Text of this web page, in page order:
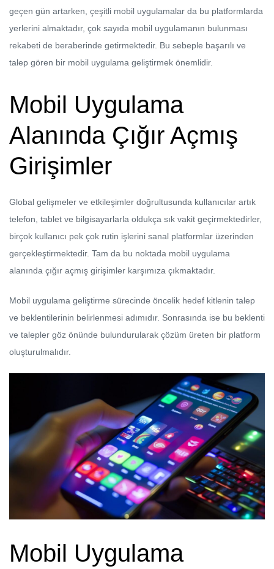
geçen gün artarken, çeşitli mobil uygulamalar da bu platformlarda
yerlerini almaktadır, çok sayıda mobil uygulamanın bulunması
rekabeti de beraberinde getirmektedir. Bu sebeple başarılı ve
talep gören bir mobil uygulama geliştirmek önemlidir.
Mobil Uygulama
Alanında Çığır Açmış
Girişimler
Global gelişmeler ve etkileşimler doğrultusunda kullanıcılar artık
telefon, tablet ve bilgisayarlarla oldukça sık vakit geçirmektedirler,
birçok kullanıcı pek çok rutin işlerini sanal platformlar üzerinden
gerçekleştirmektedir. Tam da bu noktada mobil uygulama
alanında çığır açmış girişimler karşımıza çıkmaktadır.
Mobil uygulama geliştirme sürecinde öncelik hedef kitlenin talep
ve beklentilerinin belirlenmesi adımıdır. Sonrasında ise bu beklenti
ve talepler göz önünde bulundurularak çözüm üreten bir platform
oluşturulmalıdır.
Mobil Uygulama